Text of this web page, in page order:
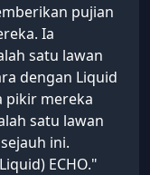
pujian
Ia
satu lawan
dengan Liquid
pikir mereka
satu lawan
ini.
ECHO."